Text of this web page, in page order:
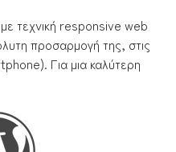
τεχνική responsive web
προσαρμογή της, στις
Για μια καλύτερη